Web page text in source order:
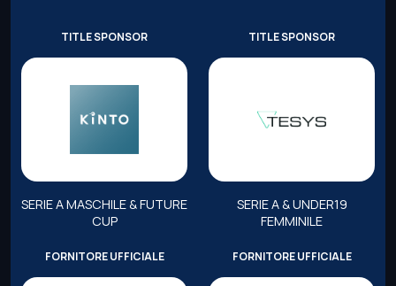
TITLE SPONSOR
SERIE A MASCHILE & FUTURE
CUP
TITLE SPONSOR
SERIE A & UNDER19
FEMMINILE
FORNITORE UFFICIALE FORNITORE UFFICIALE